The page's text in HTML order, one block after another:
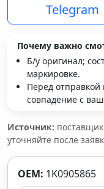
Telegram
Почему важно
Б/у оригинал;
маркировке.
Перед отправкой
совпадение с
Источник:
уточняйте после
OEM: 1K0905865